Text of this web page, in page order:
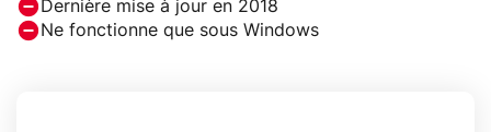
Dernière mise à jour en 2018
Ne fonctionne que sous Windows